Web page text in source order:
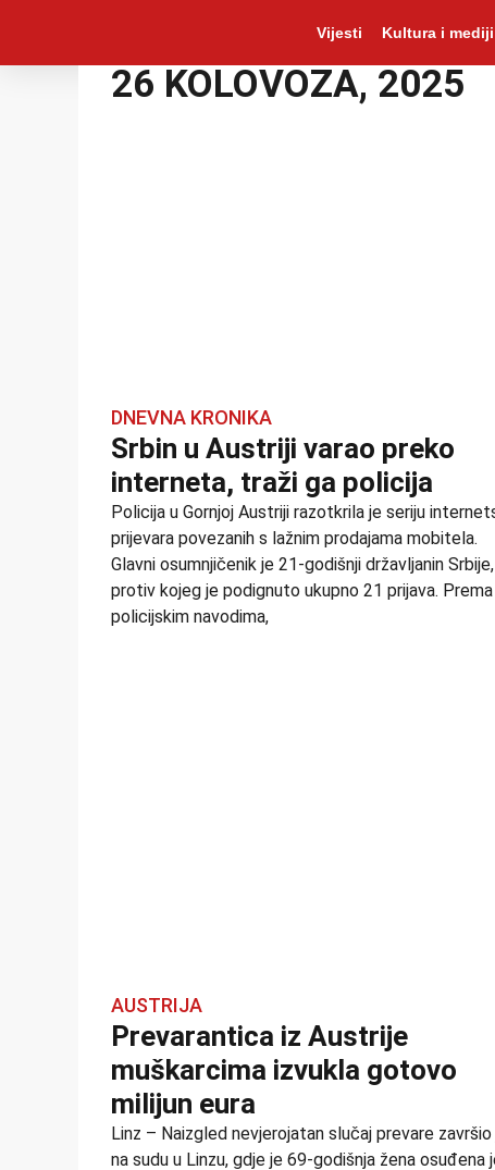
Vijesti Kultura i mediji
26 KOLOVOZA, 2025
DNEVNA KRONIKA
Srbin u Austriji varao preko
interneta, traži ga policija
Policija u Gornjoj Austriji razotkrila je seriju
prijevara povezanih s lažnim prodajama mobitela.
Glavni osumnjičenik je 21-godišnji državljanin Srbije,
protiv kojeg je podignuto ukupno 21 prijava. Prema
policijskim navodima,
AUSTRIJA
Prevarantica iz Austrije
muškarcima izvukla gotovo
milijun eura
Linz – Naizgled nevjerojatan slučaj prevare završio
na sudu u Linzu, gdje je 69-godišnja žena osuđena